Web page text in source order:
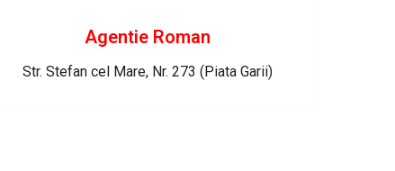
Agentie Roman
Str. Stefan cel Mare, Nr. 273 (Piata Garii)